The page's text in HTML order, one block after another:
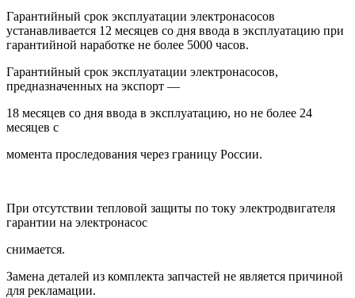
Гарантийный срок эксплуатации электронасосов
устанавливается 12 месяцев со дня ввода в эксплуатацию при
гарантийной наработке не более 5000 часов.
Гарантийный срок эксплуатации электронасосов,
предназначенных на экспорт —
18 месяцев со дня ввода в эксплуатацию, но не более 24
месяцев с
момента проследования через границу России.
При отсутствии тепловой защиты по току электродвигателя
гарантии на электронасос
снимается.
Замена деталей из комплекта запчастей не является причиной
для рекламации.